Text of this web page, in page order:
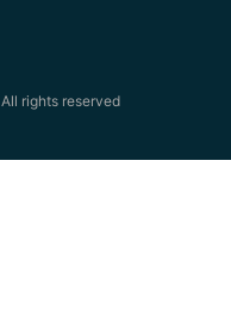
All rights reserved